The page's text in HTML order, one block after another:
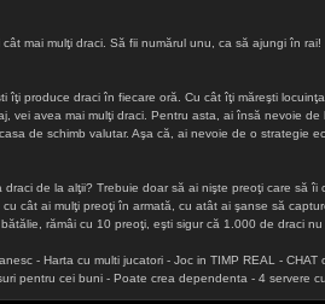
mai mulţi draci. Să fii numărul unu, ca să ajungi în
îţi produce draci în fiecare oră. Cu cât îţi măreşti
vei avea mai mulţi draci. Pentru asta, ai însă nevoie
de schimb valutar. Aşa că, ai nevoie de o strategie
draci de la alţii? Trebuie doar să ai nişte preoţi care să
cât ai mulţi preoţi în armată, cu atât ai şanse să
rămâi cu 10 preoţi, eşti sigur că 1.000 de draci
- Harta cu multi jucatori - Joc in TIMP REAL -
pentru cei buni - Poate crea dependenta - 4 servere